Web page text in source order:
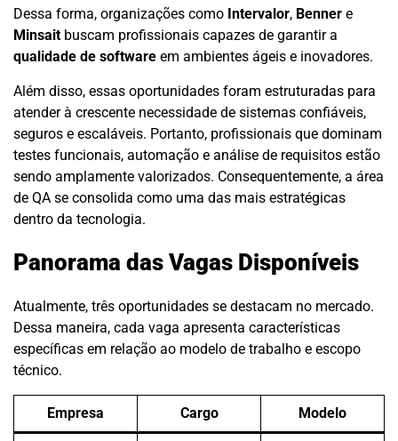
Dessa forma, organizações como Intervalor, Benner e
Minsait buscam profissionais capazes de garantir a
qualidade de software em ambientes ágeis e inovadores.
Além disso, essas oportunidades foram estruturadas para
atender à crescente necessidade de sistemas confiáveis,
seguros e escaláveis. Portanto, profissionais que dominam
testes funcionais, automação e análise de requisitos estão
sendo amplamente valorizados. Consequentemente, a área
de QA se consolida como uma das mais estratégicas
dentro da tecnologia.
Panorama das Vagas Disponíveis
Atualmente, três oportunidades se destacam no mercado.
Dessa maneira, cada vaga apresenta características
específicas em relação ao modelo de trabalho e escopo
técnico.
Empresa Cargo Modelo